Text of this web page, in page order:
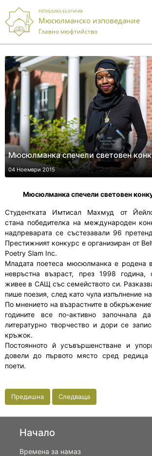
РЕПУБЛИКА БЪЛГАРИЯ
Мюсюлманско изповедание
Главно мюфтийство
Мюсюлманка спечели световен
04 Ноември 2015
Мюсюлманка спечели световен
Студентката Имтисал Махмуд от
стана победителка на международен
надпреварата се състезавали 96
Престижният конкурс е организиран от
Poetry Slam Inc.
Младата поетеса мюсюлманка е родена
невръстна възраст, през 1998
живее в САЩ със семейството си.
пише поезия, след като чула изпълнение
По мнението на възрастните в
годините все по-активно започнала
литературно творчество и дори се
кръжок.
Постоянното й усъвършенстване и
довели до първото място сред редица
поети.
Предишна Следваща
Начало
Времена за намаз